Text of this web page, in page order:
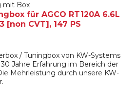
mit Box
für AGCO RT120A 6.6L
[non CVT], 147 PS
/ Tuningbox von KW-Systems
Jahre Erfahrung im Bereich der
Mehrleistung durch unsere KW-